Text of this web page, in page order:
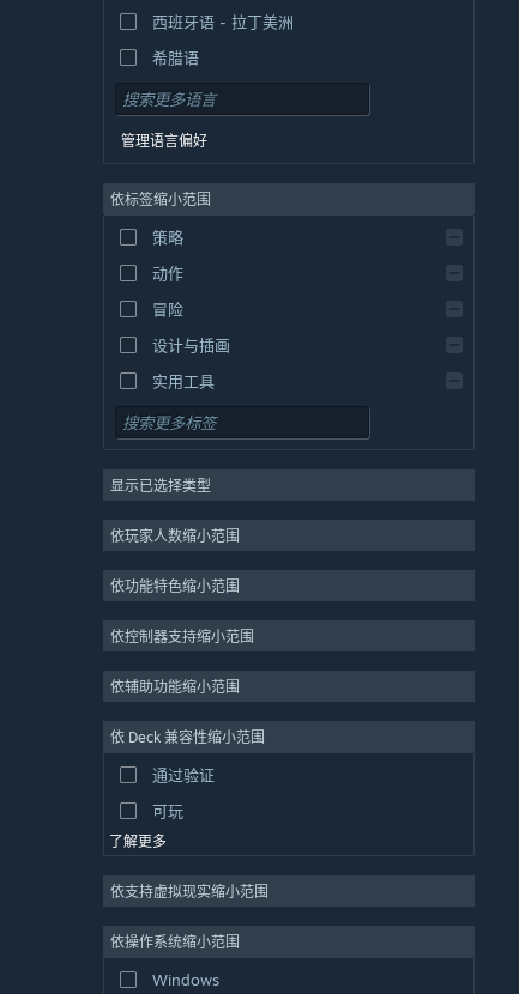
西班牙语 - 拉丁美洲
希腊语
管理语言偏好
依标签缩小范围
策略
动作
冒险
设计与插画
实用工具
免费开玩
大型多人在线
独立
休闲
模拟
视频制作
照片编辑
显示已选择类型
依玩家人数缩小范围
依功能特色缩小范围
依控制器支持缩小范围
依辅助功能缩小范围
依 Deck 兼容性缩小范围
通过验证
可玩
了解更多
依支持虚拟现实缩小范围
依操作系统缩小范围
Windows